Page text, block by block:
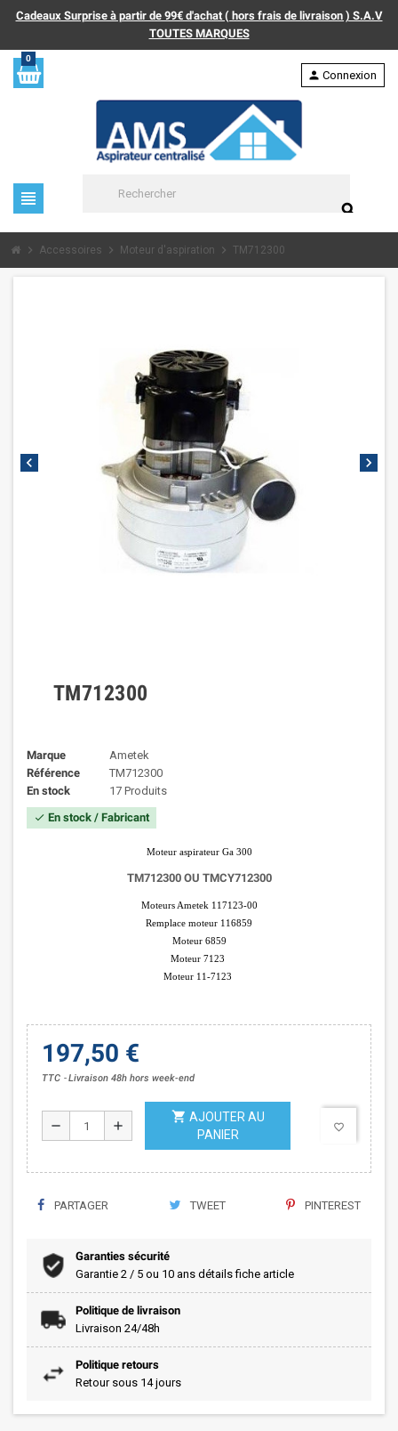
Cadeaux Surprise à partir de 99€ d'achat ( hors frais de livraison ) S.A.V
TOUTES MARQUES
0
view_headline
search
person Connexion
chevron_right Accessoires chevron_right Moteur d'aspiration chevron_right TM712300
chevron_left chevron_right
TM712300
Marque
Ametek
Référence
TM712300
En stock
17 Produits
check En stock / Fabricant
Moteur aspirateur Ga 300
TM712300 OU TMCY712300
Moteurs Ametek 117123-00
Remplace moteur 116859
Moteur 6859
Moteur 7123
Moteur 11-7123
197,50 €
TTC Livraison 48h hors week-end
remove add
shopping_cart AJOUTER AU
PANIER
favorite_border
PARTAGER TWEET PINTEREST
Garanties sécurité
Garantie 2 / 5 ou 10 ans détails fiche article
Politique de livraison
Livraison 24/48h
Politique retours
Retour sous 14 jours